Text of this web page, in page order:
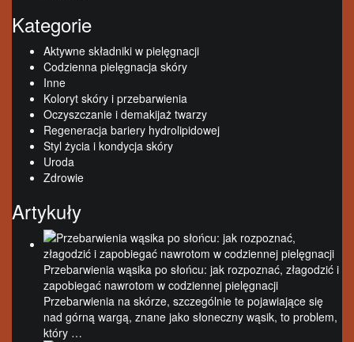
Kategorie
Aktywne składniki w pielęgnacji
Codzienna pielęgnacja skóry
Inne
Koloryt skóry i przebarwienia
Oczyszczanie i demakijaż twarzy
Regeneracja bariery hydrolipidowej
Styl życia i kondycja skóry
Uroda
Zdrowie
Artykuły
Przebarwienia wąsika po słońcu: jak rozpoznać, złagodzić i
zapobiegać nawrotom w codziennej pielęgnacji
Przebarwienia na skórze, szczególnie te pojawiające się
nad górną wargą, znane jako słoneczny wąsik, to problem,
który …